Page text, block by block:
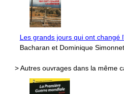
Les grands jours qui ont changé
Bacharan et Dominique Simonnet
> Autres ouvrages dans la même